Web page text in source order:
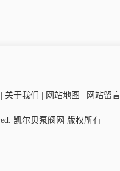
于我们 | 网站地图 | 网站留言
凯尔贝泵阀网 版权所有